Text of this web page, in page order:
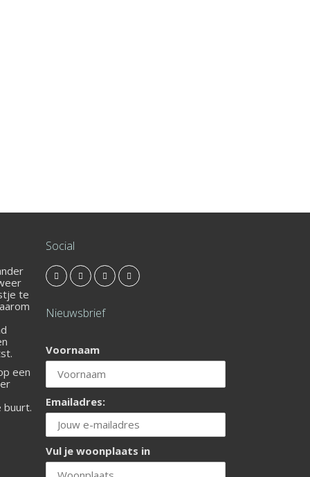
te
een
buurt.
Social
Nieuwsbrief
Voornaam
Emailadres:
Vul je woonplaats in